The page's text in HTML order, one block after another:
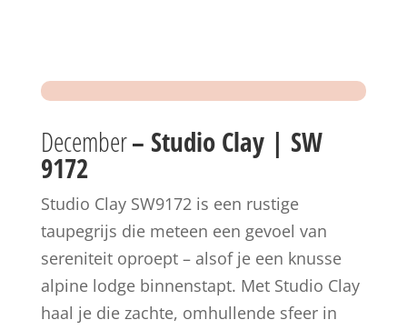
December– Studio Clay | SW
9172
Studio Clay SW9172 is een rustige
taupegrijs die meteen een gevoel van
sereniteit oproept – alsof je een knusse
alpine lodge binnenstapt. Met Studio Clay
haal je die zachte, omhullende sfeer in